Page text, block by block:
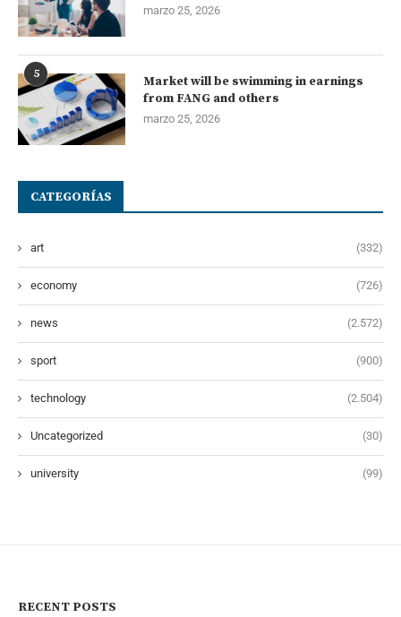
marzo 25, 2026
5
Market will be swimming in earnings
from FANG and others
marzo 25, 2026
CATEGORÍAS
art (332)
economy (726)
news (2.572)
sport (900)
technology (2.504)
Uncategorized (30)
university (99)
RECENT POSTS